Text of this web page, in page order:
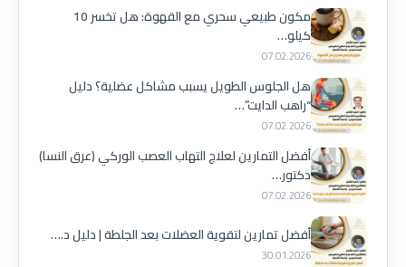
مكون طبيعي سحري مع القهوة: هل تخسر 10
كيلو…
07.02.2026
هل الجلوس الطويل يسبب مشاكل عضلية؟ دليل
“راهب الدايت”…
07.02.2026
أفضل التمارين لعلاج التهاب العصب الوركي (عرق النسا)
دكتور…
07.02.2026
أفضل تمارين لتقوية العضلات بعد الجلطة | دليل د.…
30.01.2026